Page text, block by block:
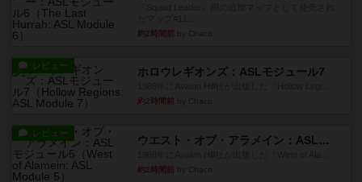
約2時間前
レビュー ホロウレギオンズ：ASLモジュール7
約2時間前
レビュー
ウエスト・オブ・アラメイン：ASLモジュール5
約2時間前